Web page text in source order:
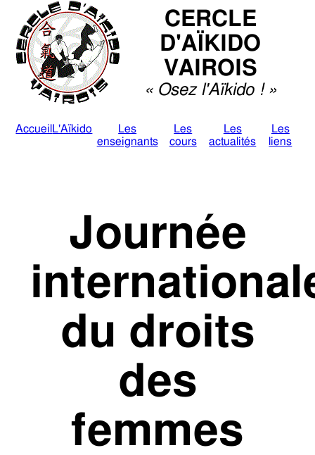
CERCLE
D'AÏKIDO
VAIROIS
Osez l'Aïkido !
Accueil L'Aïkido
Les
enseignants
Les
cours
Les
actualités
Les
liens
Journée
du droits
des
femmes